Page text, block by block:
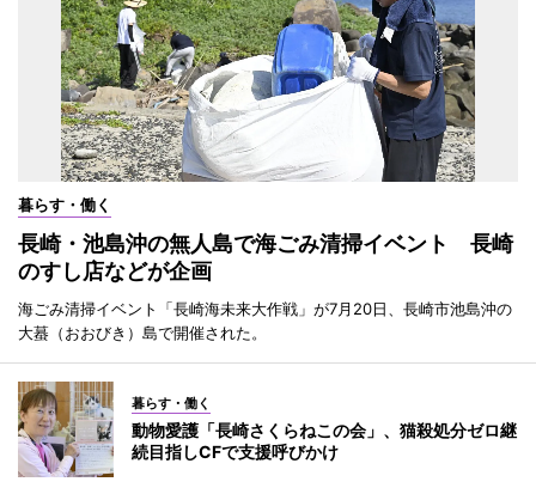
暮らす・働く
長崎・池島沖の無人島で海ごみ清掃イベント 長崎
のすし店などが企画
海ごみ清掃イベント「長崎海未来大作戦」が7月20日、長崎市池島沖の
大蟇（おおびき）島で開催された。
暮らす・働く
動物愛護「長崎さくらねこの会」、猫殺処分ゼロ継
続目指しCFで支援呼びかけ